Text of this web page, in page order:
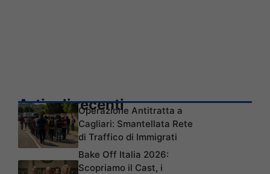
Articoli recentiOperazione Antitratta a
Cagliari: Smantellata Rete
di Traffico di Immigrati
Bake Off Italia 2026:
Scopriamo il Cast, i